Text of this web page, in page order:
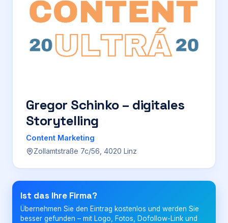
News
Für Firmen
Login
Gregor Schinko – digitales
Storytelling
Content Marketing
Zollamtstraße 7c/56, 4020 Linz
Ist das Ihre Firma?
Übernehmen Sie den Eintrag kostenlos und werden Sie
besser gefunden – mit Logo, Fotos, Dofollow-Link und